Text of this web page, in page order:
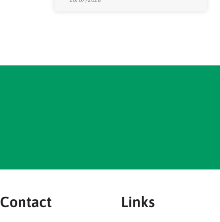
Contact Links